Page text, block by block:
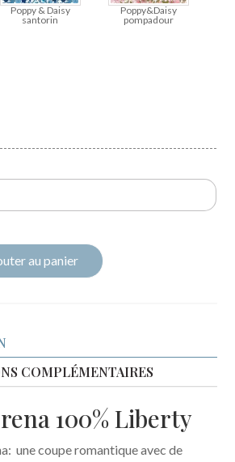
Poppy & Daisy
santorin
Poppy&Daisy
pompadour
au panier
COMPLÉMENTAIRES
100% Liberty
une coupe romantique avec de